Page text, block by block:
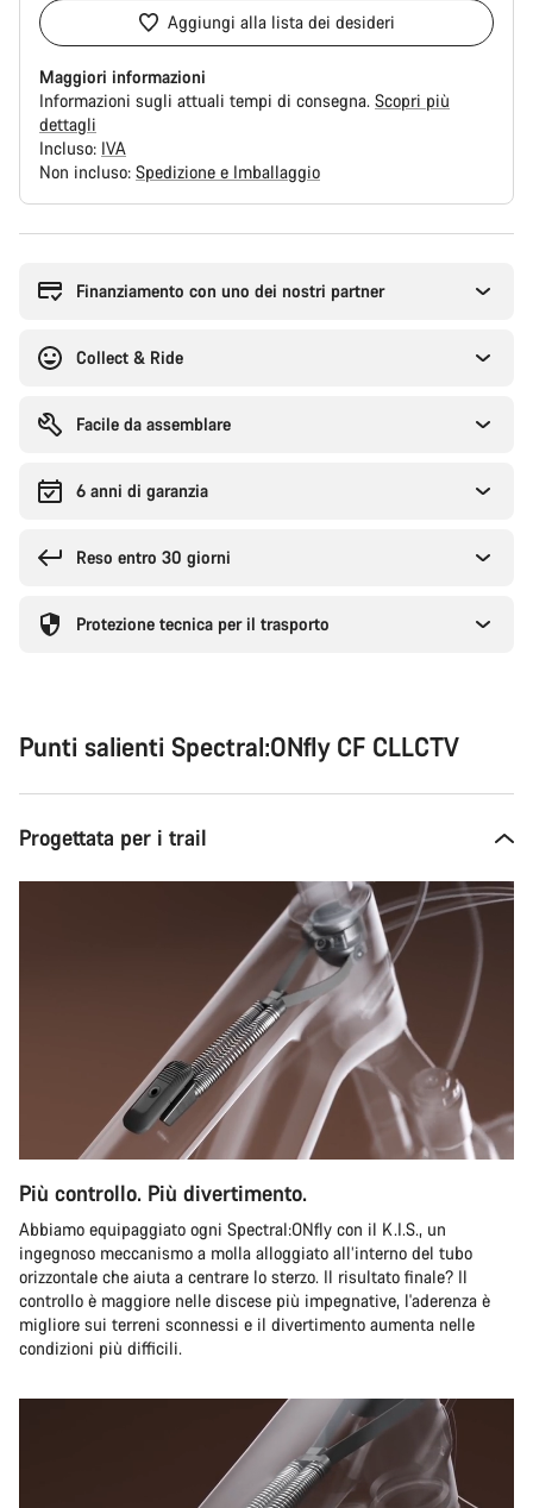
Aggiungi alla lista dei desideri
Maggiori informazioni
Informazioni sugli attuali tempi di consegna. Scopri più
dettagli
Incluso: IVA
Non incluso: Spedizione e Imballaggio
l'acquistoFinanziamento con uno dei nostri partner
Collect & Ride
Facile da assemblare
6 anni di garanzia
Reso entro 30 giorni
Protezione tecnica per il trasporto
Punti salienti Spectral:ONfly CF CLLCTV
Progettata per i trail
Più controllo. Più divertimento.
Abbiamo equipaggiato ogni Spectral:ONfly con il K.I.S., un
ingegnoso meccanismo a molla alloggiato all’interno del tubo
orizzontale che aiuta a centrare lo sterzo. Il risultato finale? Il
controllo è maggiore nelle discese più impegnative, l'aderenza è
migliore sui terreni sconnessi e il divertimento aumenta nelle
condizioni più difficili.